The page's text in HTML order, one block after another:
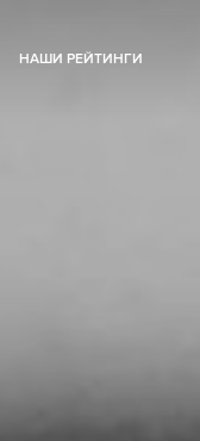
НАШИ РЕЙТИНГИ